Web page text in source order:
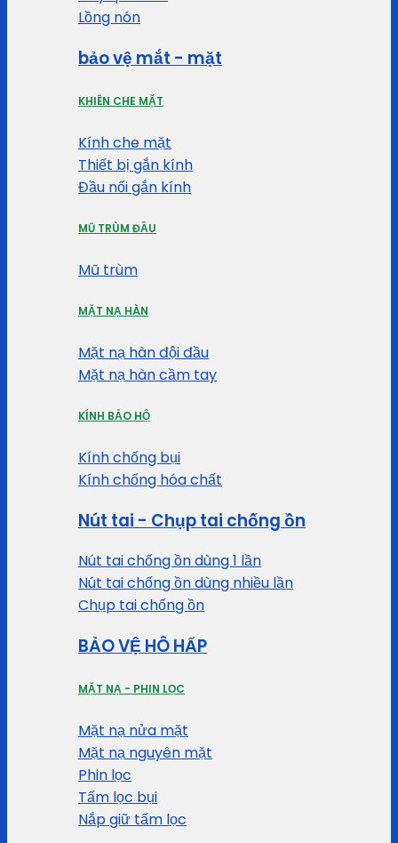
Lồng nón
bảo vệ mắt - mặt
KHIÊN CHE MẶT
Kính che mặt
Thiết bị gắn kính
Đầu nối gắn kính
MŨ TRÙM ĐẦU
Mũ trùm
MẶT NẠ HÀN
Mặt nạ hàn đội đầu
Mặt nạ hàn cầm tay
KÍNH BẢO HỘ
Kính chống bụi
Kính chống hóa chất
Nút tai - Chụp tai chống ồn
Nút tai chống ồn dùng 1 lần
Nút tai chống ồn dùng nhiều lần
Chụp tai chống ồn
BẢO VỆ HÔ HẤP
MẶT NẠ - PHIN LỌC
Mặt nạ nửa mặt
Mặt nạ nguyên mặt
Phin lọc
Tấm lọc bụi
Nắp giữ tấm lọc